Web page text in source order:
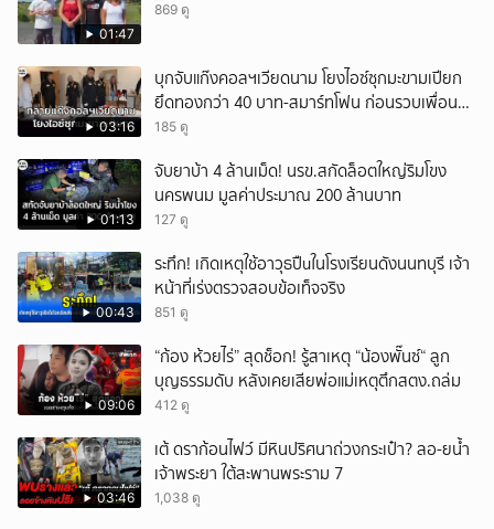
01:47
869 ดู
03:16
บุกจับแก๊งคอลฯเวียดนาม โยงไอซ์ซุกมะขามเปียก
ยึดทองกว่า 40 บาท-สมาร์ทโฟน ก่อนรวบเพื่อน
ร่วมทีมหอบเงิน 1.5 แสนติดสินบนคาโรงพัก
185 ดู
01:13
จับยาบ้า 4 ล้านเม็ด! นรข.สกัดล็อตใหญ่ริมโขง
นครพนม มูลค่าประมาณ 200 ล้านบาท
127 ดู
00:43
ระทึก! เกิดเหตุใช้อาวุธปืuในโรงเรียนดังนนทบุรี เจ้า
หน้าที่เร่งตรวจสอบข้อเท็จจริง
851 ดู
09:06
“ก้อง ห้วยไร่” สุดช็อก! รู้สาเหตุ “น้องพั๊นซ์“ ลูก
บุญธรรมดับ หลังเคยเสียพ่อแม่เหตุตึกสตง.ถล่ม
412 ดู
03:46
เต้ ดราก้อนไฟว์ มีหินปริศนาถ่วงกระเป๋า? ลอ-ยน้ำ
เจ้าพระยา ใต้สะพานพระราม 7
1,038 ดู